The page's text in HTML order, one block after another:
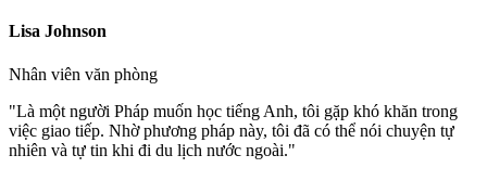
Lisa Johnson
Nhân viên văn phòng
"Là một người Pháp muốn học tiếng Anh, tôi gặp khó khăn trong
việc giao tiếp. Nhờ phương pháp này, tôi đã có thể nói chuyện tự
nhiên và tự tin khi đi du lịch nước ngoài."